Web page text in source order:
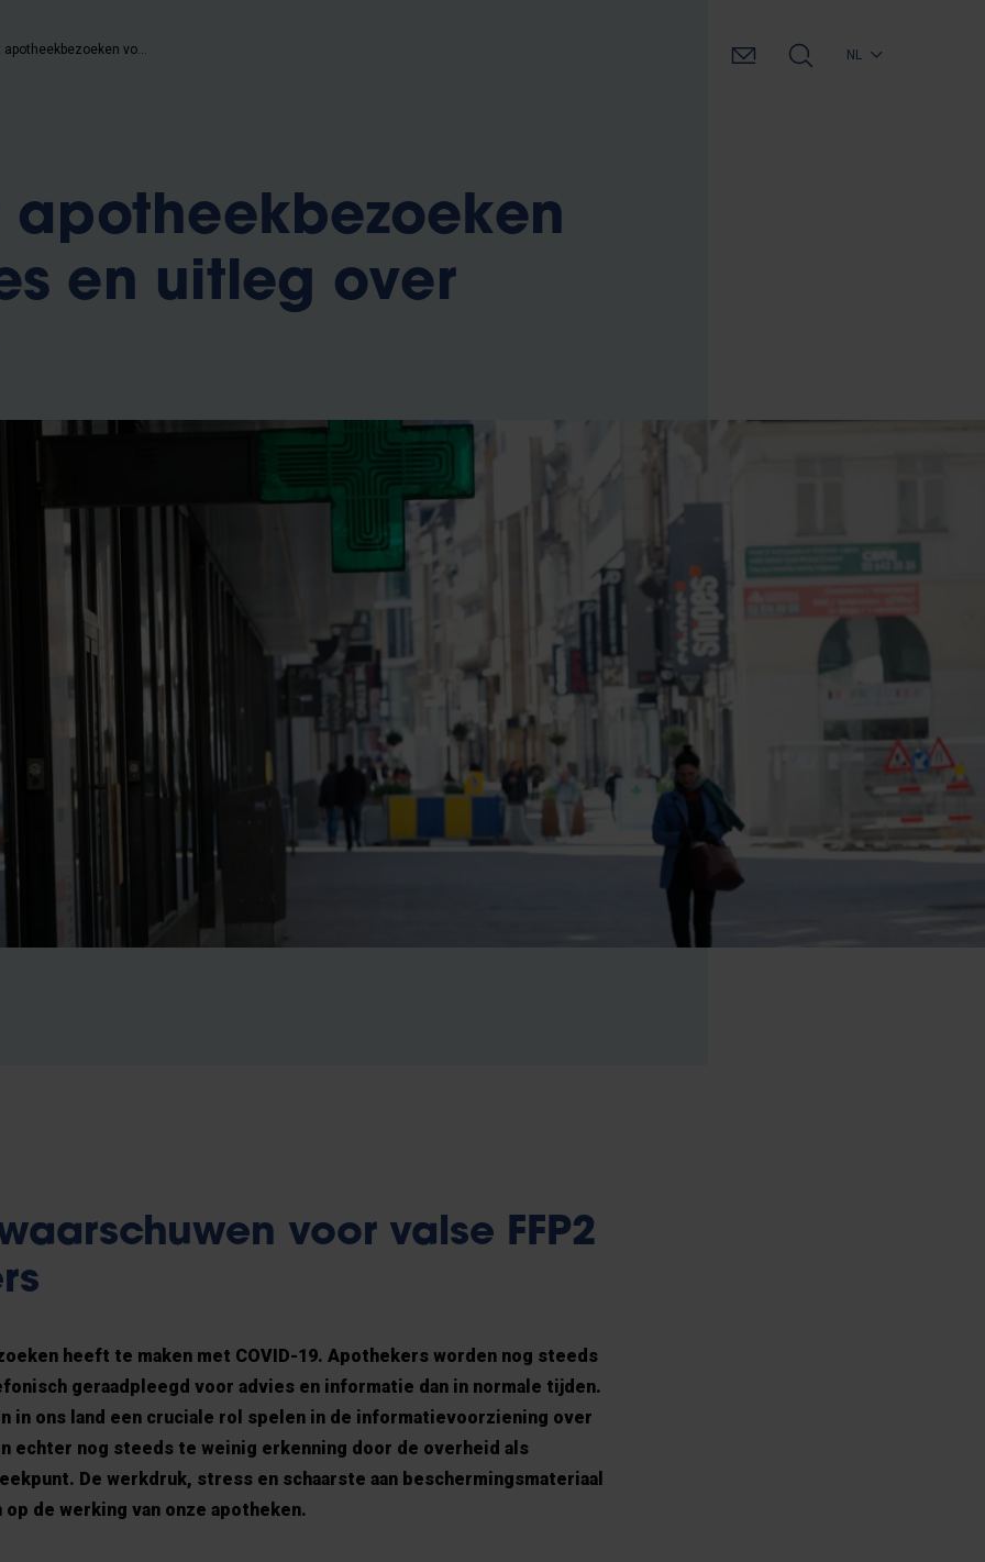
NL
apotheekbezoeken
en uitleg over
voor valse FFP2
heeft te maken met COVID-19. Apothekers worden nog steeds
geraadpleegd voor advies en informatie dan in normale tijden.
in ons land een cruciale rol spelen in de informatievoorziening over
echter nog steeds te weinig erkenning door de overheid als
De werkdruk, stress en schaarste aan beschermingsmateriaal
de werking van onze apotheken.